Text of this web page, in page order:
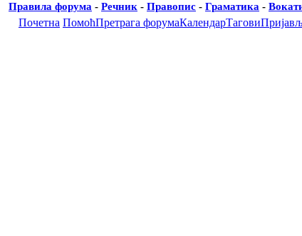
Правила форума - Речник - Правопис - Граматика -
Почетна ПомоћПретрага форумаКалендарТагови